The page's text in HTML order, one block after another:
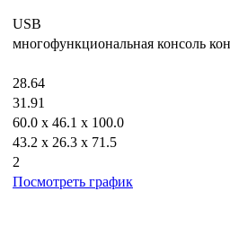
USB
многофункциональная консоль
28.64
31.91
60.0 х 46.1 х 100.0
43.2 х 26.3 х 71.5
2
Посмотреть график